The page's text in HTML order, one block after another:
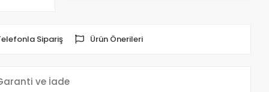
Sipariş Ürün Önerileri
ve İade